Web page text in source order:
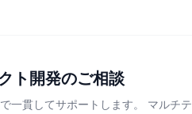
ト開発のご相談
一貫してサポートします。 マルチテ